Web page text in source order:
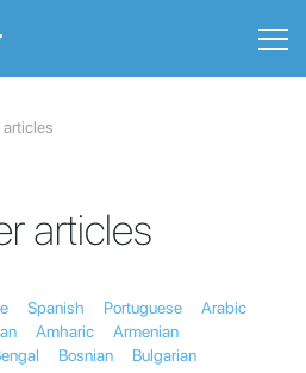
articles
Spanish Portuguese
Arabic
Amharic
Armenian
Bosnian
Bulgarian